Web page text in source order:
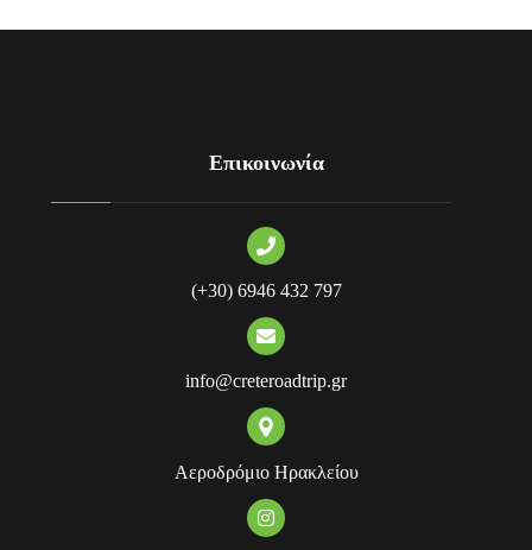
Επικοινωνία
(+30) 6946 432 797
info@creteroadtrip.gr
Αεροδρόμιο Ηρακλείου